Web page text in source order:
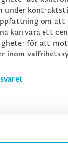
under
om att
kan vara ett
för att
inom